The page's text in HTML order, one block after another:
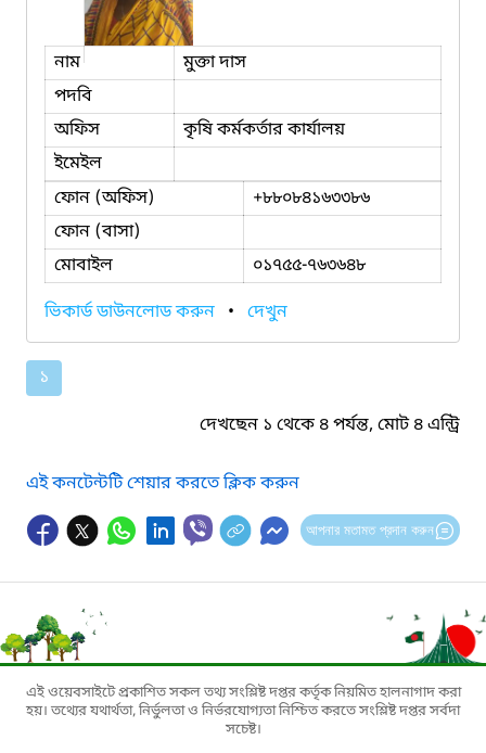
নাম
মুক্তা দাস
পদবি
অফিস
কৃষি কর্মকর্তার কার্যালয়
ইমেইল
ফোন (অফিস)
+৮৮০৮৪১৬৩৩৮৬
ফোন (বাসা)
মোবাইল
০১৭৫৫-৭৬৩৬৪৮
ভিকার্ড ডাউনলোড করুন • দেখুন
১
দেখছেন ১ থেকে ৪ পর্যন্ত, মোট ৪ এন্ট্রি
এই কনটেন্টটি শেয়ার করতে ক্লিক করুন
আপনার মতামত প্রদান করুন
এই ওয়েবসাইটে প্রকাশিত সকল তথ্য সংশ্লিষ্ট দপ্তর কর্তৃক নিয়মিত হালনাগাদ করা
হয়। তথ্যের যথার্থতা, নির্ভুলতা ও নির্ভরযোগ্যতা নিশ্চিত করতে সংশ্লিষ্ট দপ্তর সর্বদা
সচেষ্ট।